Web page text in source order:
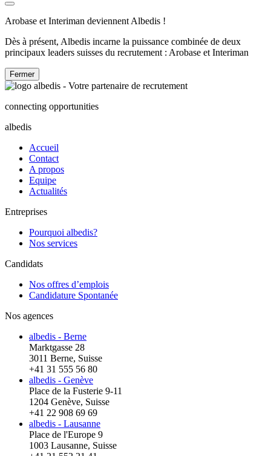
Arobase et Interiman deviennent Albedis !
Dès à présent, Albedis incarne la puissance combinée de deux
principaux leaders suisses du recrutement : Arobase et Interiman
Fermer
connecting opportunities
albedis
Accueil
Contact
A propos
Equipe
Actualités
Entreprises
Pourquoi albedis?
Nos services
Candidats
Nos offres d’emplois
Candidature Spontanée
Nos agences
albedis - Berne
Marktgasse 28
3011 Berne, Suisse
+41 31 555 56 80
albedis - Genève
Place de la Fusterie 9-11
1204 Genève, Suisse
+41 22 908 69 69
albedis - Lausanne
Place de l'Europe 9
1003 Lausanne, Suisse